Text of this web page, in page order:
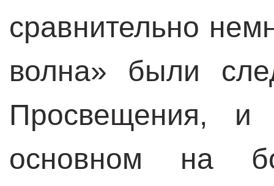
сравнительно
волна» были
Просвещения, и
основном на